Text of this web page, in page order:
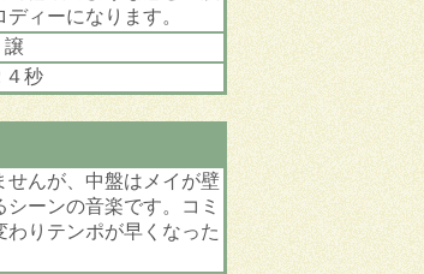
ィーになります。
４秒
せんが、中盤はメイが壁
ーンの音楽です。コミ
りテンポが早くなった